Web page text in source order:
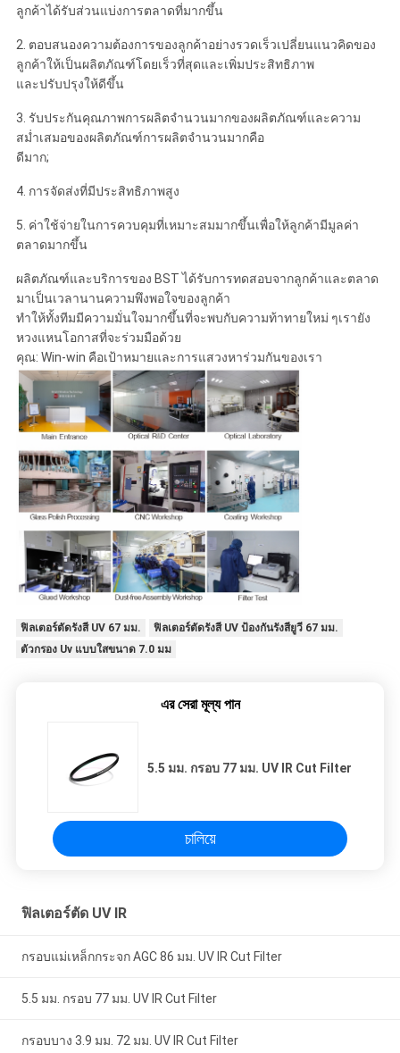
ลูกค้าได้รับส่วนแบ่งการตลาดที่มากขึ้น
2. ตอบสนองความต้องการของลูกค้าอย่างรวดเร็วเปลี่ยนแนวคิดของ
ลูกค้าให้เป็นผลิตภัณฑ์โดยเร็วที่สุดและเพิ่มประสิทธิภาพ
และปรับปรุงให้ดีขึ้น
3. รับประกันคุณภาพการผลิตจำนวนมากของผลิตภัณฑ์และความ
สม่ำเสมอของผลิตภัณฑ์การผลิตจำนวนมากคือ
ดีมาก;
4. การจัดส่งที่มีประสิทธิภาพสูง
5. ค่าใช้จ่ายในการควบคุมที่เหมาะสมมากขึ้นเพื่อให้ลูกค้ามีมูลค่า
ตลาดมากขึ้น
ผลิตภัณฑ์และบริการของ BST ได้รับการทดสอบจากลูกค้าและตลาด
มาเป็นเวลานานความพึงพอใจของลูกค้า
ทำให้ทั้งทีมมีความมั่นใจมากขึ้นที่จะพบกับความท้าทายใหม่ ๆเรายัง
หวงแหนโอกาสที่จะร่วมมือด้วย
คุณ: Win-win คือเป้าหมายและการแสวงหาร่วมกันของเรา
ฟิลเตอร์ตัดรังสี UV 67 มม.
ฟิลเตอร์ตัดรังสี UV ป้องกันรังสียูวี 67 มม.
ตัวกรอง Uv แบบใสขนาด 7.0 มม
এর সেরা মূল্য পান
5.5 มม. กรอบ 77 มม. UV IR Cut Filter
চালিয়ে
ฟิลเตอร์ตัด UV IR
กรอบแม่เหล็กกระจก AGC 86 มม. UV IR Cut Filter
5.5 มม. กรอบ 77 มม. UV IR Cut Filter
กรอบบาง 3.9 มม. 72 มม. UV IR Cut Filter